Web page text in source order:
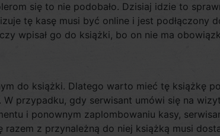
się to nie podobało. Dzisiaj idzie to
tę kasę musi być online i jest podłączony
wpisał go do książki, bo on nie ma
do książki. Dlatego warto mieć tę książkę
przypadku, gdy serwisant umówi się na
i ponownym zaplombowaniu kasy,
z przynależną do niej książką musi